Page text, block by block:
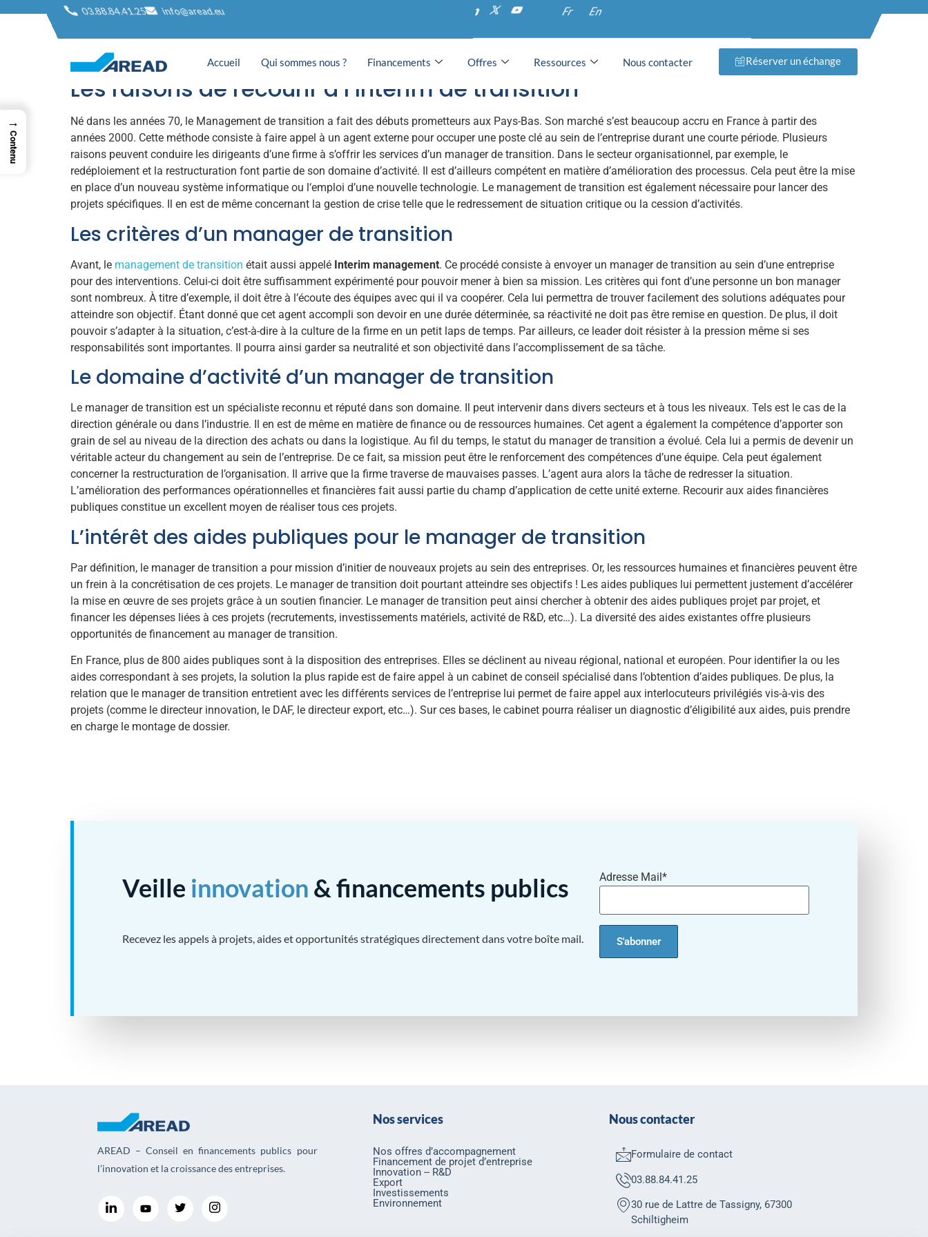
03.88.84.41.25 info@aread.eu Fr En
Accueil Qui sommes nous ? Financements Offres Ressources Nous contacter Réserver un échange
Les entreprises et le management de transition
Les raisons de recourir à l’Interim de transition
Né dans les années 70, le Management de transition a fait des débuts prometteurs aux Pays-Bas. Son marché s’est beaucoup accru en France à partir des
années 2000. Cette méthode consiste à faire appel à un agent externe pour occuper une poste clé au sein de l’entreprise durant une courte période. Plusieurs
raisons peuvent conduire les dirigeants d’une firme à s’offrir les services d’un manager de transition. Dans le secteur organisationnel, par exemple, le
redéploiement et la restructuration font partie de son domaine d’activité. Il est d’ailleurs compétent en matière d’amélioration des processus. Cela peut être la mise
en place d’un nouveau système informatique ou l‘emploi d’une nouvelle technologie. Le management de transition est également nécessaire pour lancer des
projets spécifiques. Il en est de même concernant la gestion de crise telle que le redressement de situation critique ou la cession d’activités.
Les critères d’un manager de transition
Avant, le management de transition était aussi appelé Interim management. Ce procédé consiste à envoyer un manager de transition au sein d’une entreprise
pour des interventions. Celui-ci doit être suffisamment expérimenté pour pouvoir mener à bien sa mission. Les critères qui font d’une personne un bon manager
sont nombreux. À titre d’exemple, il doit être à l’écoute des équipes avec qui il va coopérer. Cela lui permettra de trouver facilement des solutions adéquates pour
atteindre son objectif. Étant donné que cet agent accompli son devoir en une durée déterminée, sa réactivité ne doit pas être remise en question. De plus, il doit
pouvoir s’adapter à la situation, c’est-à-dire à la culture de la firme en un petit laps de temps. Par ailleurs, ce leader doit résister à la pression même si ses
responsabilités sont importantes. Il pourra ainsi garder sa neutralité et son objectivité dans l’accomplissement de sa tâche.
Le domaine d’activité d’un manager de transition
Le manager de transition est un spécialiste reconnu et réputé dans son domaine. Il peut intervenir dans divers secteurs et à tous les niveaux. Tels est le cas de la
direction générale ou dans l’industrie. Il en est de même en matière de finance ou de ressources humaines. Cet agent a également la compétence d’apporter son
grain de sel au niveau de la direction des achats ou dans la logistique. Au fil du temps, le statut du manager de transition a évolué. Cela lui a permis de devenir un
véritable acteur du changement au sein de l’entreprise. De ce fait, sa mission peut être le renforcement des compétences d’une équipe. Cela peut également
concerner la restructuration de l’organisation. Il arrive que la firme traverse de mauvaises passes. L’agent aura alors la tâche de redresser la situation.
L’amélioration des performances opérationnelles et financières fait aussi partie du champ d’application de cette unité externe. Recourir aux aides financières
publiques constitue un excellent moyen de réaliser tous ces projets.
L’intérêt des aides publiques pour le manager de transition
Par définition, le manager de transition a pour mission d’initier de nouveaux projets au sein des entreprises. Or, les ressources humaines et financières peuvent être
un frein à la concrétisation de ces projets. Le manager de transition doit pourtant atteindre ses objectifs ! Les aides publiques lui permettent justement d’accélérer
la mise en œuvre de ses projets grâce à un soutien financier. Le manager de transition peut ainsi chercher à obtenir des aides publiques projet par projet, et
financer les dépenses liées à ces projets (recrutements, investissements matériels, activité de R&D, etc…). La diversité des aides existantes offre plusieurs
opportunités de financement au manager de transition.
En France, plus de 800 aides publiques sont à la disposition des entreprises. Elles se déclinent au niveau régional, national et européen. Pour identifier la ou les
aides correspondant à ses projets, la solution la plus rapide est de faire appel à un cabinet de conseil spécialisé dans l’obtention d’aides publiques. De plus, la
relation que le manager de transition entretient avec les différents services de l’entreprise lui permet de faire appel aux interlocuteurs privilégiés vis-à-vis des
projets (comme le directeur innovation, le DAF, le directeur export, etc…). Sur ces bases, le cabinet pourra réaliser un diagnostic d’éligibilité aux aides, puis prendre
en charge le montage de dossier.
Veille innovation & financements publics
Recevez les appels à projets, aides et opportunités stratégiques directement dans votre boîte mail.
Adresse Mail*
AREAD – Conseil en financements publics pour
l’innovation et la croissance des entreprises.
Nos services
Nos offres d’accompagnement
Financement de projet d’entreprise
Innovation -- R&D
Export
Investissements
Environnement
Nous contacter
Formulaire de contact
03.88.84.41.25
30 rue de Lattre de Tassigny, 67300
Schiltigheim
→
Contenu